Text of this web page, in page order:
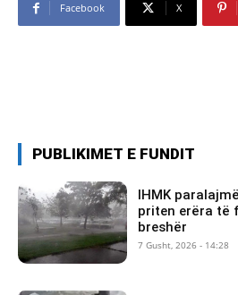
Facebook X
PUBLIKIMET E FUNDIT
IHMK
priten erëra të
breshër
7 Gusht, 2026 - 14:28